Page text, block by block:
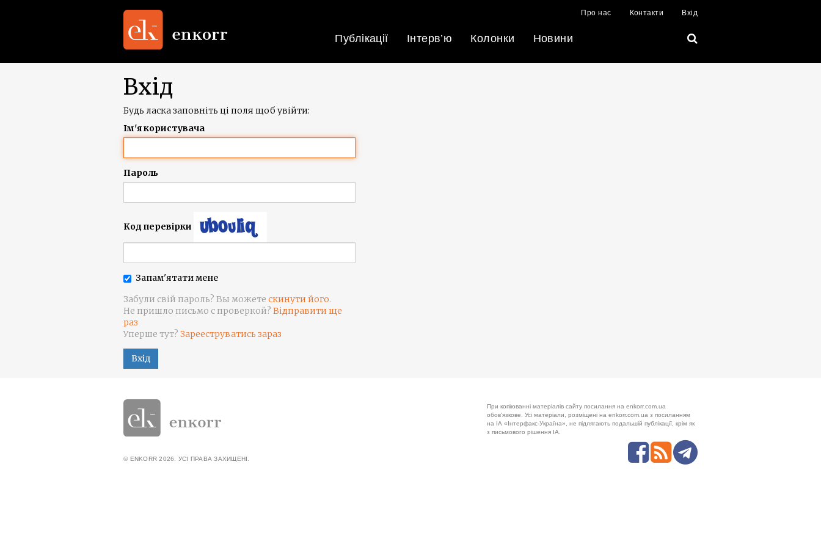
Про нас Контакти Вхід
Публікації Інтерв’ю Колонки Новини
Вхід
Будь ласка заповніть ці поля щоб увійти:
Ім'я користувача
Пароль
Код перевірки
Запам'ятати мене
Забули свій пароль? Вы можете скинути його.
Не пришло письмо с проверкой? Відправити ще
раз
Уперше тут? Зарееструватись зараз
Вхід
При копіюванні матеріалів сайту посилання на enkorr.com.ua
обов'язкове. Усі матеріали, розміщені на enkorr.com.ua з посиланням
на ІА «Інтерфакс-Україна», не підлягають подальшій публікації, крім як
з письмового рішення ІА.
© ENKORR 2026. УСІ ПРАВА ЗАХИЩЕНІ.